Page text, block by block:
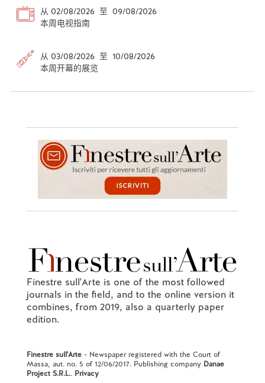
从 02/08/2026 至 09/08/2026
本周电视指南
从 03/08/2026 至 10/08/2026
本周开幕的展览
Finestre sull'Arte is one of the most followed
journals in the field, and to the online version it
combines, from 2019, also a quarterly paper
edition.
Finestre sull'Arte- Newspaper registered with the Court of
Massa, aut. no. 5 of 12/06/2017. Publishing company Danae
Project S.R.L.. Privacy